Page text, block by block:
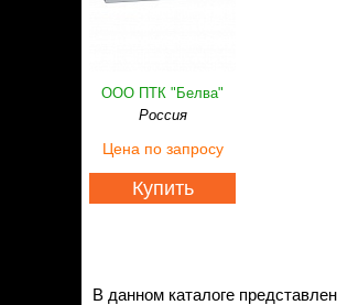
ООО ПТК "Белва"
Россия
Цена по запросу
Купить
В данном каталоге представлен